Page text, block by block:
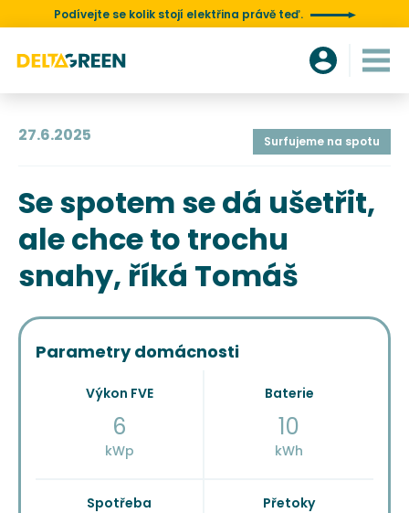
Podívejte se kolik stojí elektřina právě teď.
27.6.2025 Surfujeme na spotu
Se spotem se dá ušetřit,
ale chce to trochu
snahy, říká Tomáš
Parametry domácnosti
Výkon FVE
6
kWp
Baterie
10
kWh
Spotřeba Přetoky